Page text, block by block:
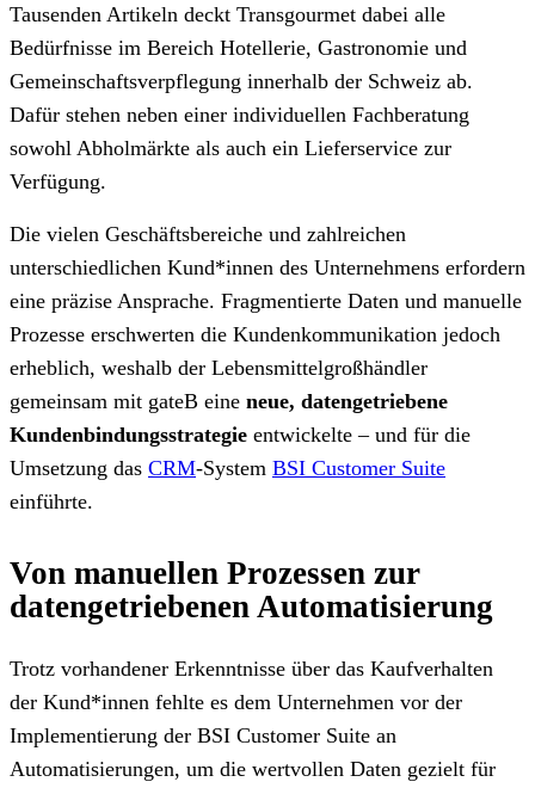
Tausenden Artikeln deckt Transgourmet dabei alle
Bedürfnisse im Bereich Hotellerie, Gastronomie und
Gemeinschaftsverpflegung innerhalb der Schweiz ab.
Dafür stehen neben einer individuellen Fachberatung
sowohl Abholmärkte als auch ein Lieferservice zur
Verfügung.
Die vielen Geschäftsbereiche und zahlreichen
unterschiedlichen Kund*innen des Unternehmens erfordern
eine präzise Ansprache. Fragmentierte Daten und manuelle
Prozesse erschwerten die Kundenkommunikation jedoch
erheblich, weshalb der Lebensmittelgroßhändler
gemeinsam mit gateB eine neue, datengetriebene
Kundenbindungsstrategie entwickelte – und für die
Umsetzung das CRM-System BSI Customer Suite
einführte.
Von manuellen Prozessen zur
datengetriebenen Automatisierung
Trotz vorhandener Erkenntnisse über das Kaufverhalten
der Kund*innen fehlte es dem Unternehmen vor der
Implementierung der BSI Customer Suite an
Automatisierungen, um die wertvollen Daten gezielt für